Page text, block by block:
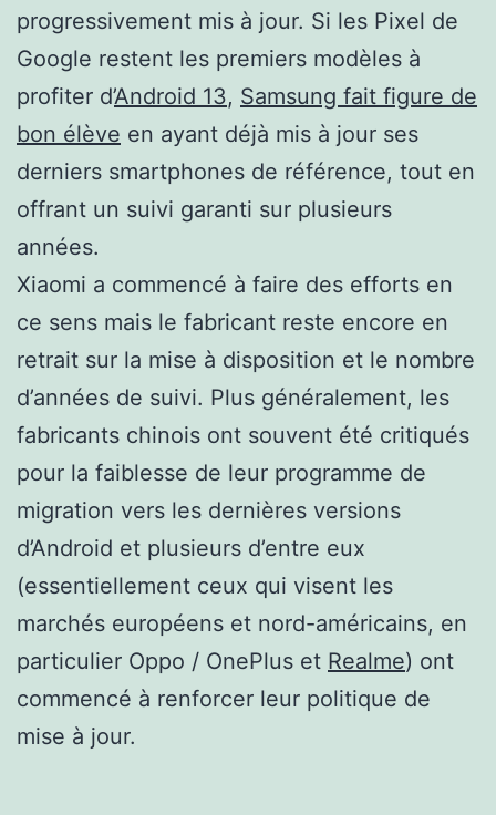
progressivement mis à jour. Si les Pixel de
Google restent les premiers modèles à
profiter d’Android 13, Samsung fait figure de
bon élève en ayant déjà mis à jour ses
derniers smartphones de référence, tout en
offrant un suivi garanti sur plusieurs
années.
Xiaomi a commencé à faire des efforts en
ce sens mais le fabricant reste encore en
retrait sur la mise à disposition et le nombre
d’années de suivi. Plus généralement, les
fabricants chinois ont souvent été critiqués
pour la faiblesse de leur programme de
migration vers les dernières versions
d’Android et plusieurs d’entre eux
(essentiellement ceux qui visent les
marchés européens et nord-américains, en
particulier Oppo / OnePlus et Realme) ont
commencé à renforcer leur politique de
mise à jour.